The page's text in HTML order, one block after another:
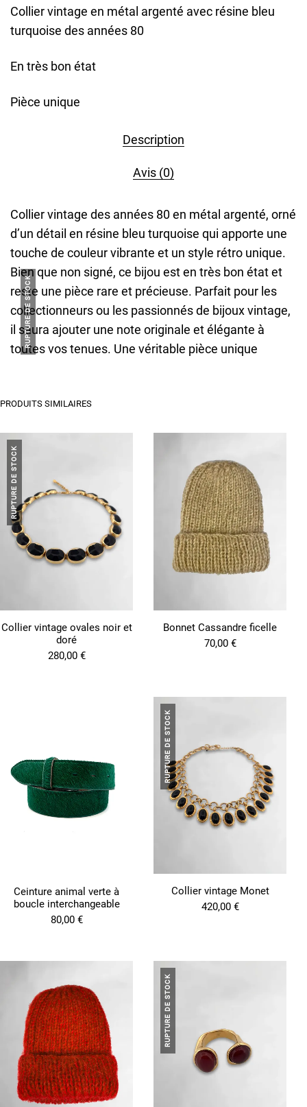
RUPTURE DE STOCK
Collier vintage en métal argenté avec résine bleu
turquoise des années 80
En très bon état
Pièce unique
Description
Avis (0)
Collier vintage des années 80 en métal argenté, orné
d’un détail en résine bleu turquoise qui apporte une
touche de couleur vibrante et un style rétro unique.
Bien que non signé, ce bijou est en très bon état et
reste une pièce rare et précieuse. Parfait pour les
collectionneurs ou les passionnés de bijoux vintage,
il saura ajouter une note originale et élégante à
toutes vos tenues. Une véritable pièce unique
PRODUITS SIMILAIRES
RUPTURE DE STOCK
Collier vintage ovales noir et
doré
280,00 €
Bonnet Cassandre ficelle
70,00 €
Ceinture animal verte à
boucle interchangeable
80,00 €
RUPTURE DE STOCK
Collier vintage Monet
420,00 €
RUPTURE DE STOCK